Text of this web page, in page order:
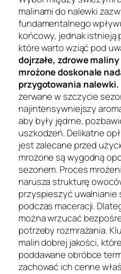
malinami do nalewki
fundamentalnego
końcowy, jednak istnieją
które warto wziąć pod
dojrzałe, zdrowe
mrożone doskonale
przygotowania nalewki.
zerwane w szczycie
najintensywniejszy
aby były jędrne,
uszkodzeń. Delikatne
jest zalecane przed
mrożone są wygodną
sezonem. Proces
narusza strukturę
przyspieszyć uwalnianie
podczas maceracji.
można wrzucać
potrzeby rozmrażania.
malin dobrej jakości,
poddawane obróbce
zachować ich cenne